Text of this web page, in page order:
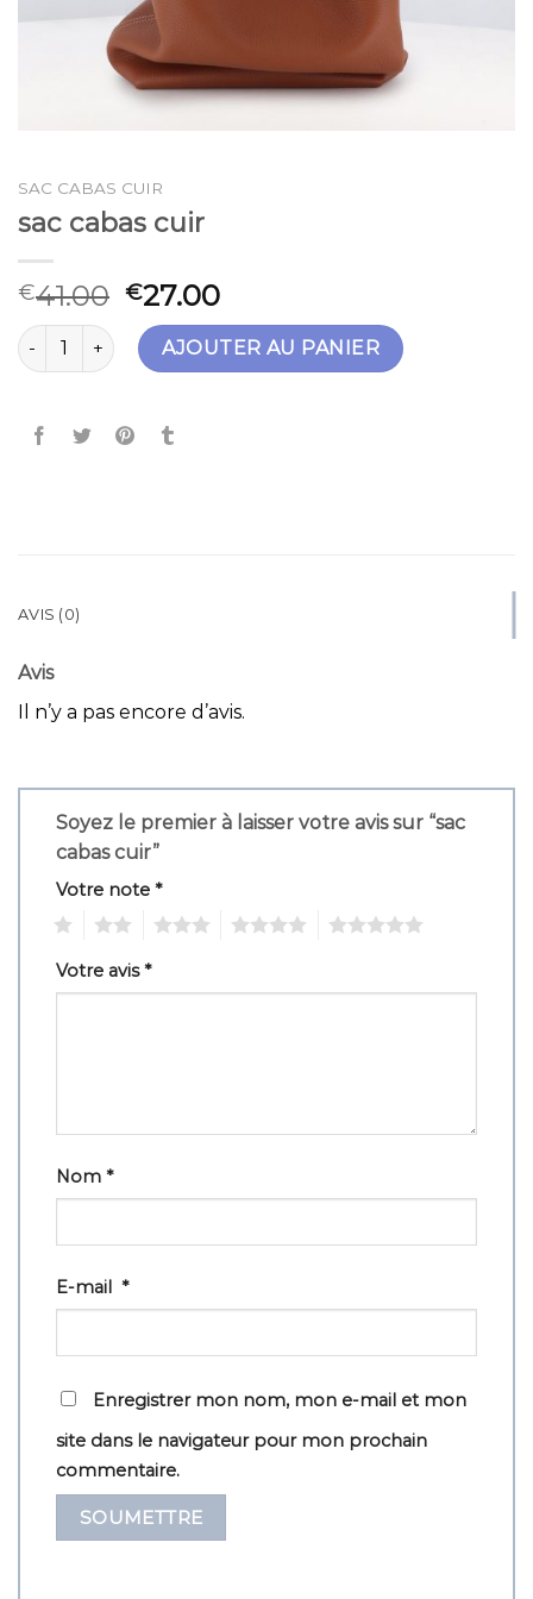
SAC CABAS CUIR
sac cabas cuir
€41.00 €27.00
quantité de sac cabas cuirAJOUTER AU PANIER
AVIS (0)
Avis
Il n’y a pas encore d’avis.
Soyez le premier à laisser votre avis sur “sac
cabas cuir”
Votre note *
Votre avis*
Nom *
E-mail *
Enregistrer mon nom, mon e-mail et mon
site dans le navigateur pour mon prochain
commentaire.